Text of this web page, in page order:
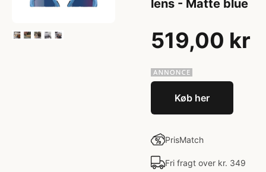
lens - Matte blue
519,00 kr
Køb her
PrisMatch
Fri fragt over kr. 349